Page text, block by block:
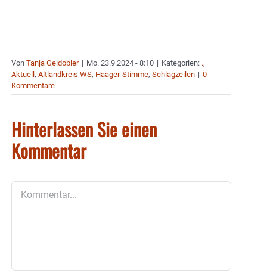
Von Tanja Geidobler | Mo. 23.9.2024 - 8:10 | Kategorien: .,
Aktuell, Altlandkreis WS, Haager-Stimme, Schlagzeilen | 0
Kommentare
Hinterlassen Sie einen
Kommentar